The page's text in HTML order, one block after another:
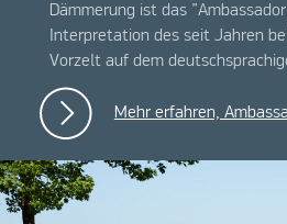
Dämmerung ist das
Interpretation des seit Jahren
Vorzelt auf dem
Mehr erfahren,